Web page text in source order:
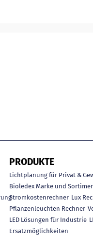
PRODUKTE
Lichtplanung für Privat &
Bioledex Marke und
Stromkostenrechner Lux
Pflanzenleuchten Rechner
LED Lösungen für Industrie
Ersatzmöglichkeiten